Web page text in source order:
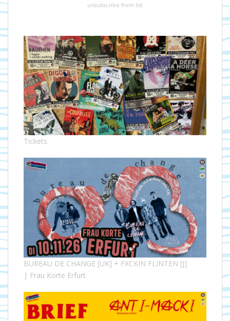
unsubscribe from list
Tickets
BUREAU DE CHANGE [UK] + FXCKIN FLINTEN [J]
| Frau Korte Erfurt